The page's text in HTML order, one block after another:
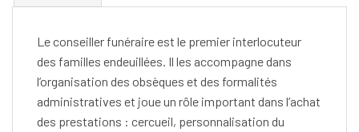
Le conseiller funéraire est le premier interlocuteur
des familles endeuillées. Il les accompagne dans
l’organisation des obsèques et des formalités
administratives et joue un rôle important dans l’achat
des prestations : cercueil, personnalisation du